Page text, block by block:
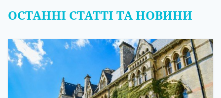
ОСТАННІ СТАТТІ ТА НОВИНИ